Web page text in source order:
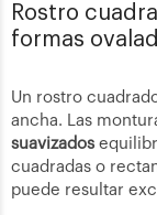
Rostro
formas
Un rostro
ancha. Las
suavizados
cuadradas o
puede resultar